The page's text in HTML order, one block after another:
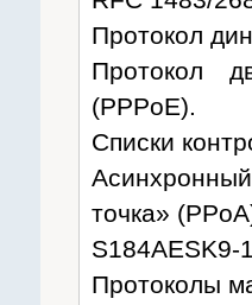
Протокол
Протокол
(PPPoE).
Списки
точка»
S184AESK9-
Протоколы